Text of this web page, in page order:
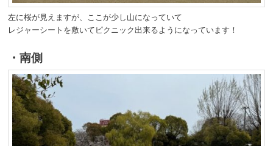
左に桜が見えますが、ここが少し山になっていて
レジャーシートを敷いてピクニック出来るようになっています！
・南側